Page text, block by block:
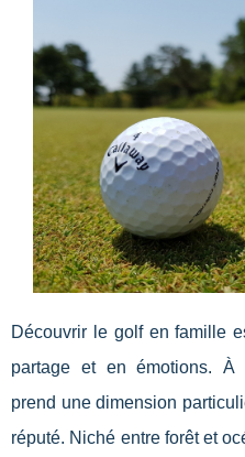
Découvrir le golf en famille
partage et en émotions. À
prend une dimension
réputé. Niché entre forêt et